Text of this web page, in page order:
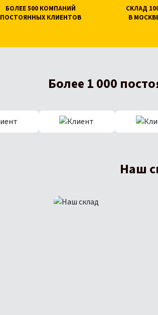
БОЛЕЕ 500 КОМПАНИЙ
ПОСТОЯННЫХ КЛИЕНТОВ
СКЛАД
В
Более 1 000
Наш